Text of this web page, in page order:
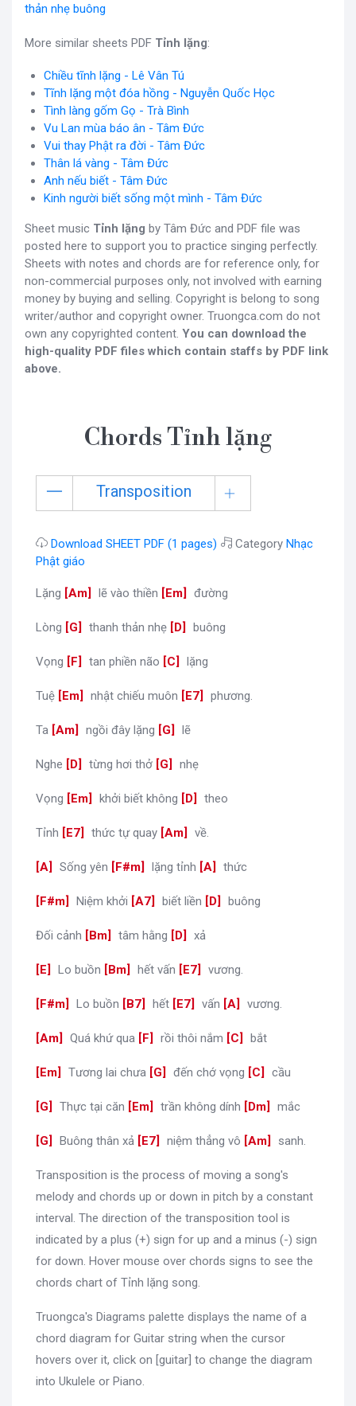
thản nhẹ buông
More similar sheets PDF Tỉnh lặng:
Chiều tĩnh lặng - Lê Vân Tú
Tĩnh lặng một đóa hồng - Nguyễn Quốc Học
Tình làng gốm Gọ - Trà Bình
Vu Lan mùa báo ân - Tâm Đức
Vui thay Phật ra đời - Tâm Đức
Thân lá vàng - Tâm Đức
Anh nếu biết - Tâm Đức
Kinh người biết sống một mình - Tâm Đức
Sheet music Tỉnh lặng by Tâm Đức and PDF file was
posted here to support you to practice singing perfectly.
Sheets with notes and chords are for reference only, for
non-commercial purposes only, not involved with earning
money by buying and selling. Copyright is belong to song
writer/author and copyright owner. Truongca.com do not
own any copyrighted content. You can download the
high-quality PDF files which contain staffs by PDF link
above.
Chords Tỉnh lặng
Transposition
Download SHEET PDF (1 pages) Category Nhạc
Phật giáo
Lặng [Am lẽ vào thiền [Em đường
Lòng [G thanh thản nhẹ [D buông
Vọng [F tan phiền não [C lặng
Tuệ [Em nhật chiếu muôn [E7 phương.
Ta [Am ngồi đây lặng [G lẽ
Nghe [D từng hơi thở [G nhẹ
Vọng [Em khởi biết không [D theo
Tỉnh [E7 thức tự quay [Am về.
[A Sống yên [F#m lặng tỉnh [A thức
[F#m Niệm khởi [A7 biết liền [D buông
Đối cảnh [Bm tâm hằng [D xả
[E Lo buồn [Bm hết vấn [E7 vương.
[F#m Lo buồn [B7 hết [E7 vấn [A vương.
[Am Quá khứ qua [F rồi thôi nắm [C bắt
[Em Tương lai chưa [G đến chớ vọng [C cầu
[G Thực tại căn [Em trần không dính [Dm mắc
[G Buông thân xả [E7 niệm thẳng vô [Am sanh.
Transposition is the process of moving a song's
melody and chords up or down in pitch by a constant
interval. The direction of the transposition tool is
indicated by a plus (+) sign for up and a minus (-) sign
for down. Hover mouse over chords signs to see the
chords chart of Tỉnh lặng song.
Truongca's Diagrams palette displays the name of a
chord diagram for Guitar string when the cursor
hovers over it, click on [guitar] to change the diagram
into Ukulele or Piano.